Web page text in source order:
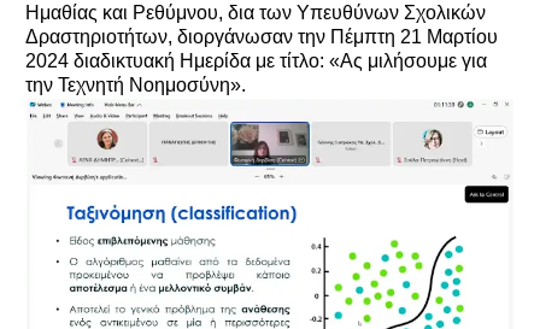
Ημαθίας και Ρεθύμνου, δια των Υπευθύνων Σχολικών
Δραστηριοτήτων, διοργάνωσαν την Πέμπτη 21 Μαρτίου
2024 διαδικτυακή Ημερίδα με τίτλο: «Ας μιλήσουμε για
την Τεχνητή Νοημοσύνη».